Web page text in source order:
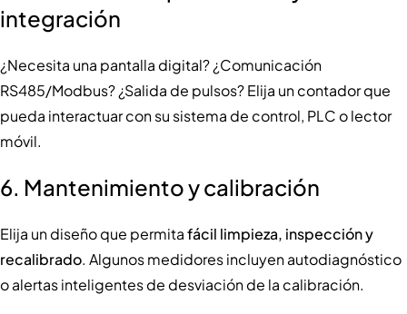
integración
¿Necesita una pantalla digital? ¿Comunicación
RS485/Modbus? ¿Salida de pulsos? Elija un contador que
pueda interactuar con su sistema de control, PLC o lector
móvil.
6. Mantenimiento y calibración
Elija un diseño que permitafácil limpieza, inspección y
recalibrado. Algunos medidores incluyen autodiagnóstico
o alertas inteligentes de desviación de la calibración.